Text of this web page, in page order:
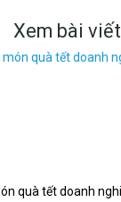
Xem bài
quà tết doanh